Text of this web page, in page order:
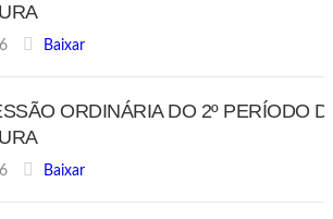
Baixar
ORDINÁRIA DO 2º PERÍODO
Baixar